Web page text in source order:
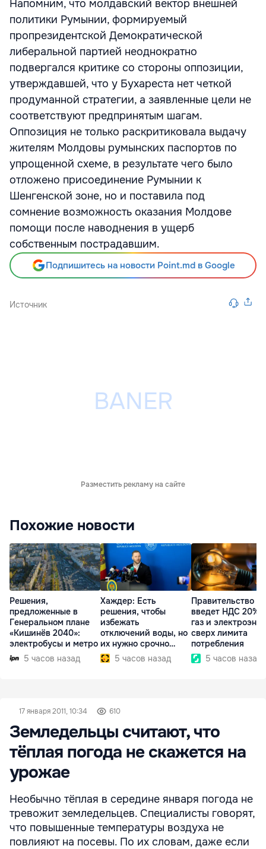
Напомним, что молдавский вектор внешней
политики Румынии, формируемый
пропрезидентской Демократической
либеральной партией неоднократно
подвергался критике со стороны оппозиции,
утверждавшей, что у Бухареста нет четкой
продуманной стратегии, а заявленные цели не
соответствуют предпринятым шагам.
Оппозиция не только раскритиковала выдачу
жителям Молдовы румынских паспортов по
упрощенной схеме, в результате чего было
отложено присоединение Румынии к
Шенгенской зоне, но и поставила под
сомнение возможность оказания Молдове
помощи после наводнения в ущерб
собственным пострадавшим.
Подпишитесь на новости Point.md в Google
Источник
Разместить рекламу на сайте
Похожие новости
Решения,
предложенные в
Генеральном плане
«Кишинёв 2040»:
электробусы и метро
5 часов назад
Хаждер: Есть
решения, чтобы
избежать
отключений воды, но
их нужно срочно
внедрить
5 часов назад
Правительство
введет НДС 20%
газ и
сверх лимита
потребления
5 часов назад
17 января 2011, 10:34 610
Земледельцы считают, что
тёплая погода не скажется на
урожае
Необычно тёплая в середине января погода не
тревожит земледельцев. Специалисты говорят,
что повышенные температуры воздуха не
повлияют на посевы. По их словам, даже если